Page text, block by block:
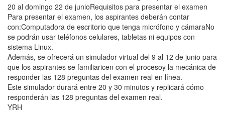
20 al domingo 22 de junioRequisitos para presentar el examen
Para presentar el examen, los aspirantes deberán contar
con:Computadora de escritorio que tenga micrófono y cámaraNo
se podrán usar teléfonos celulares, tabletas ni equipos con
sistema Linux.
Además, se ofrecerá un simulador virtual del 9 al 12 de junio para
que los aspirantes se familiaricen con el procesoy la mecánica de
responder las 128 preguntas del examen real en línea.
Este simulador durará entre 20 y 30 minutos y replicará cómo
responderán las 128 preguntas del examen real.
YRH